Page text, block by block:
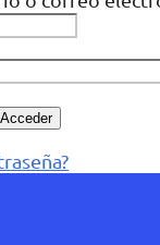
Acceder